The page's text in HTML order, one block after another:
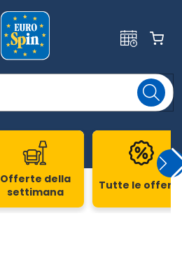
Offerte della
settimana
Tutte le